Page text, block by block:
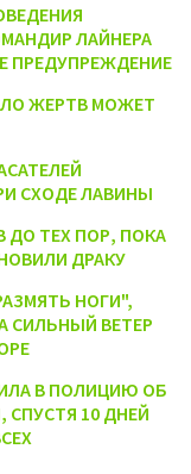
ЛАЙНЕРА
ПРЕДУПРЕЖДЕНИЕ
ЖЕРТВ МОЖЕТ
СХОДЕ ЛАВИНЫ
ДО ТЕХ ПОР, ПОКА
ДРАКУ
НОГИ",
СИЛЬНЫЙ ВЕТЕР
В ПОЛИЦИЮ ОБ
10 ДНЕЙ